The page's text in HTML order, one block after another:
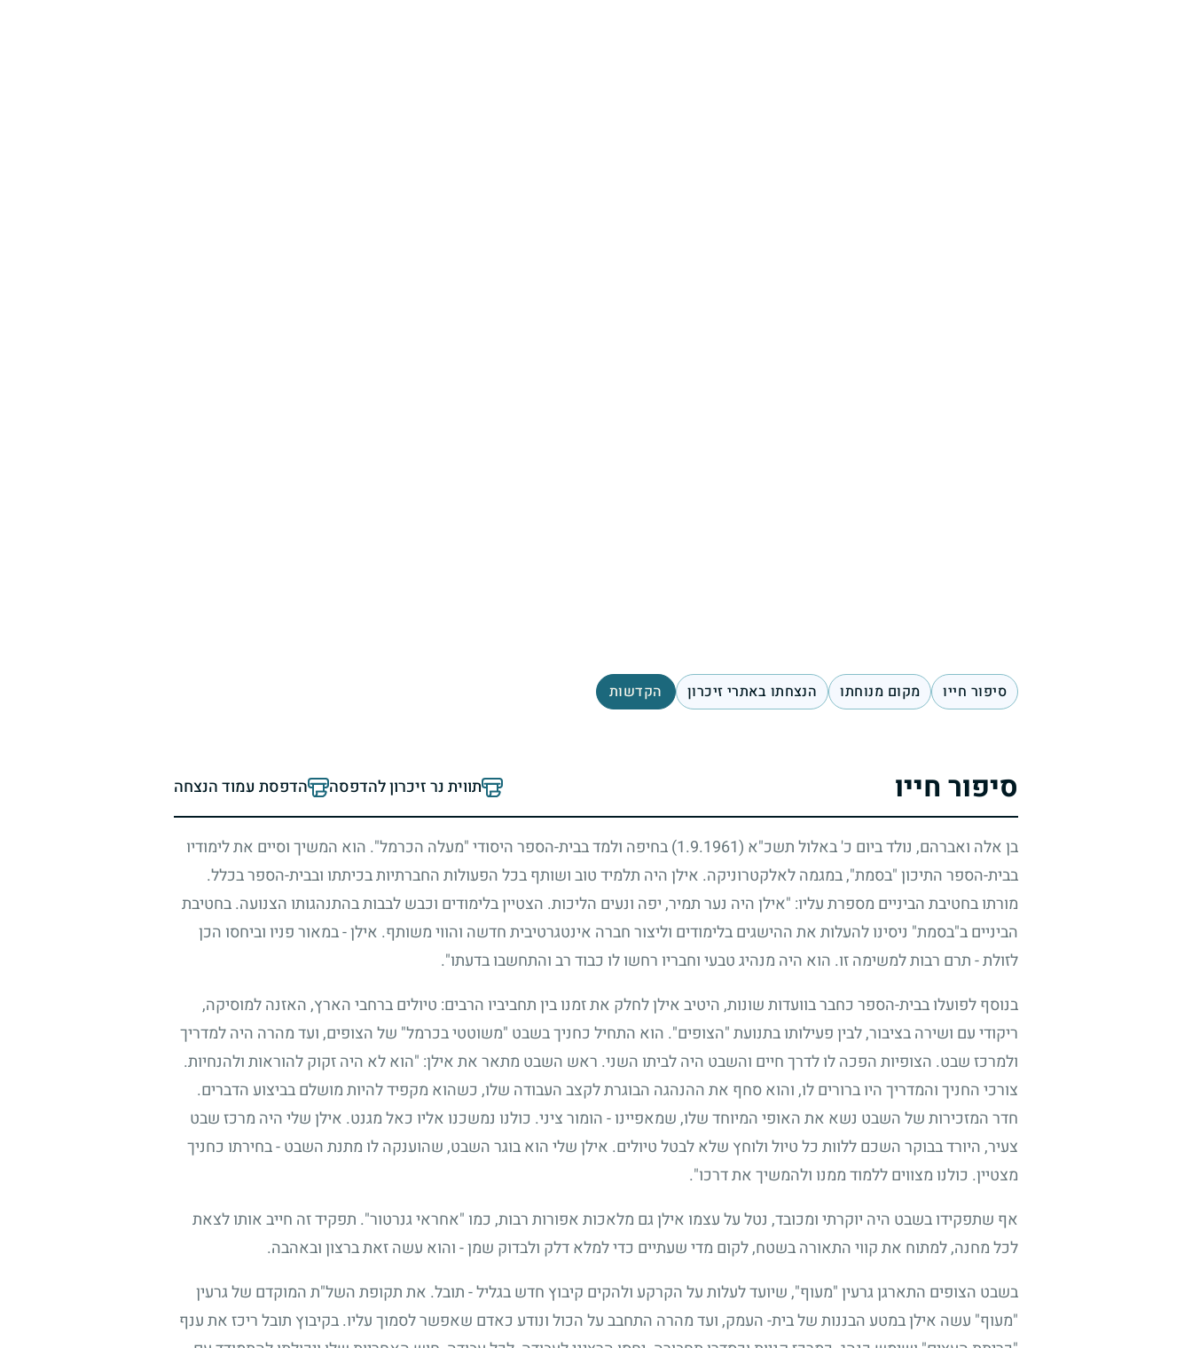
סיפור חייו מקום מנוחתו הנצחתו באתרי זיכרון הקדשות
סיפור חייו תווית נר זיכרון להדפסה הדפסת עמוד הנצחה
בן אלה ואברהם, נולד ביום כ' באלול תשכ"א (1.9.1961)
בחיפה ולמד בבית-הספר היסודי "מעלה הכרמל". הוא המשיך וסיים את לימודיו
בבית-הספר התיכון "בסמת", במגמה לאלקטרוניקה. אילן היה תלמיד טוב ושותף בכל הפעולות החברתיות בכיתתו ובבית-הספר בכלל.
מורתו בחטיבת הביניים מספרת עליו: "אילן היה נער תמיר, יפה ונעים הליכות. הצטיין בלימודים וכבש לבבות בהתנהגותו הצנועה. בחטיבת
הביניים ב"בסמת" ניסינו להעלות את ההישגים בלימודים וליצור חברה אינטגרטיבית חדשה והווי משותף. אילן - במאור פניו וביחסו הכן
לזולת - תרם רבות למשימה זו. הוא היה מנהיג טבעי וחבריו רחשו לו כבוד רב והתחשבו בדעתו".
בנוסף לפועלו בבית-הספר כחבר בוועדות שונות, היטיב אילן לחלק את זמנו בין תחביביו הרבים: טיולים ברחבי הארץ, האזנה למוסיקה,
ריקודי עם ושירה בציבור, לבין פעילותו בתנועת "הצופים". הוא התחיל כחניך בשבט "משוטטי בכרמל" של הצופים, ועד מהרה היה למדריך
ולמרכז שבט. הצופיות הפכה לו לדרך חיים והשבט היה לביתו השני. ראש השבט מתאר את אילן: "הוא לא היה זקוק להוראות ולהנחיות.
צורכי החניך והמדריך היו ברורים לו, והוא סחף את ההנהגה הבוגרת לקצב העבודה שלו, כשהוא מקפיד להיות מושלם בביצוע הדברים.
חדר המזכירות של השבט נשא את האופי המיוחד שלו, שמאפיינו - הומור ציני. כולנו נמשכנו אליו כאל מגנט. אילן שלי היה מרכז שבט
צעיר, היורד בבוקר השכם ללוות כל טיול ולוחץ שלא לבטל טיולים. אילן שלי הוא בוגר השבט, שהוענקה לו מתנת השבט - בחירתו כחניך
מצטיין. כולנו מצווים ללמוד ממנו ולהמשיך את דרכו".
אף שתפקידו בשבט היה יוקרתי ומכובד, נטל על עצמו אילן גם מלאכות אפורות רבות, כמו "אחראי גנרטור". תפקיד זה חייב אותו לצאת
לכל מחנה, למתוח את קווי התאורה בשטח, לקום מדי שעתיים כדי למלא דלק ולבדוק שמן - והוא עשה זאת ברצון ובאהבה.
בשבט הצופים התארגן גרעין "מעוף", שיועד לעלות על הקרקע ולהקים קיבוץ חדש בגליל - תובל. את תקופת השל"ת המוקדם של גרעין
"מעוף" עשה אילן במטע הבננות של בית- העמק, ועד מהרה התחבב על הכול ונודע כאדם שאפשר לסמוך עליו. בקיבוץ תובל ריכז את ענף